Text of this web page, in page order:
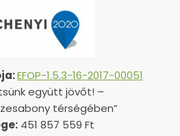
EFOP-1.5.3-16-2017-00051
együtt jövőt! –
térségében”
451 857 559 Ft